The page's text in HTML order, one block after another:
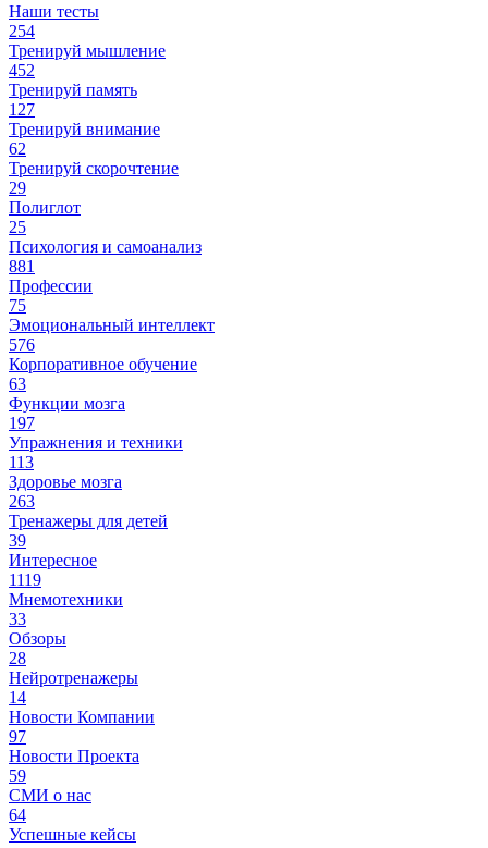
Наши тесты
254
Тренируй мышление
452
Тренируй память
127
Тренируй внимание
62
Тренируй скорочтение
29
Полиглот
25
Психология и самоанализ
881
Профессии
75
Эмоциональный интеллект
576
Корпоративное обучение
63
Функции мозга
197
Упражнения и техники
113
Здоровье мозга
263
Тренажеры для детей
39
Интересное
1119
Мнемотехники
33
Обзоры
28
Нейротренажеры
14
Новости Компании
97
Новости Проекта
59
СМИ о нас
64
Успешные кейсы